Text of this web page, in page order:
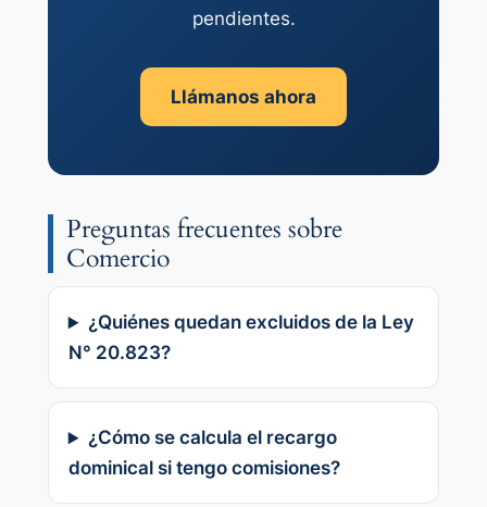
pendientes.
Llámanos ahora
Preguntas frecuentes sobre
Comercio
¿Quiénes quedan excluidos de la Ley
N° 20.823?
¿Cómo se calcula el recargo
dominical si tengo comisiones?